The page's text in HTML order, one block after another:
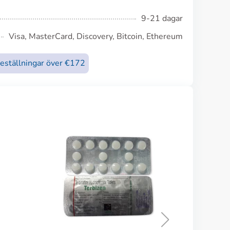
9-21 dagar
Visa, MasterCard, Discovery, Bitcoin, Ethereum
över €172
Nizoral